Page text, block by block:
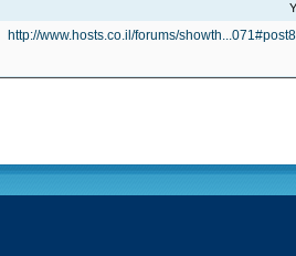
http://www.hosts.co.il/forums/